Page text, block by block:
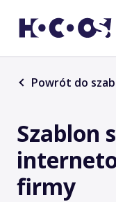
Powrót do
Szablon
firmy